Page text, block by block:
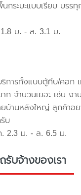
กระบะแบบเรียบ บรร
ม. - ล. 3.1 ม.
การทั้งแบบตู้ทึบ/คอก
ก จำนวนเยอะ เช่น ง
บ้านหลังใหญ่ ลูกค้าอ
บ
2.3 ม. - ล. 6.5 ม.
รับจ้างของเรา